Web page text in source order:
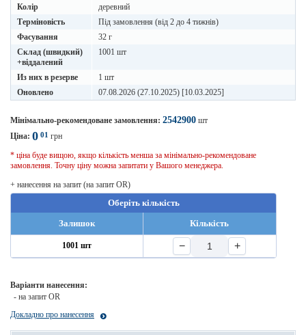
Колір
деревний
Терміновість
Під замовлення (від 2 до 4 тижнів)
Фасування
32 г
Склад (швидкий)
+віддалений
1001 шт
Из них в резерве
1 шт
Оновлено
07.08.2026 (27.10.2025) [10.03.2025]
Мінімально-рекомендоване замовлення: 2542900 шт
Ціна: 0 01 грн
* ціна буде вищою, якщо кількість менша за мінімально-рекомендоване
замовлення. Точну ціну можна запитати у Вашого менеджера.
+ нанесення на запит (на запит OR)
Оберіть кількість
Залишок
Кількість
1001 шт − +
Варіанти нанесення:
- на запит OR
Докладно про нанесення